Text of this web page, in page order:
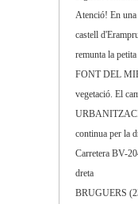
Atenció! En una
castell
remunta la
FONT DEL
vegetació. El
continua per la
Carretera BV-
dreta
BRUGUERS